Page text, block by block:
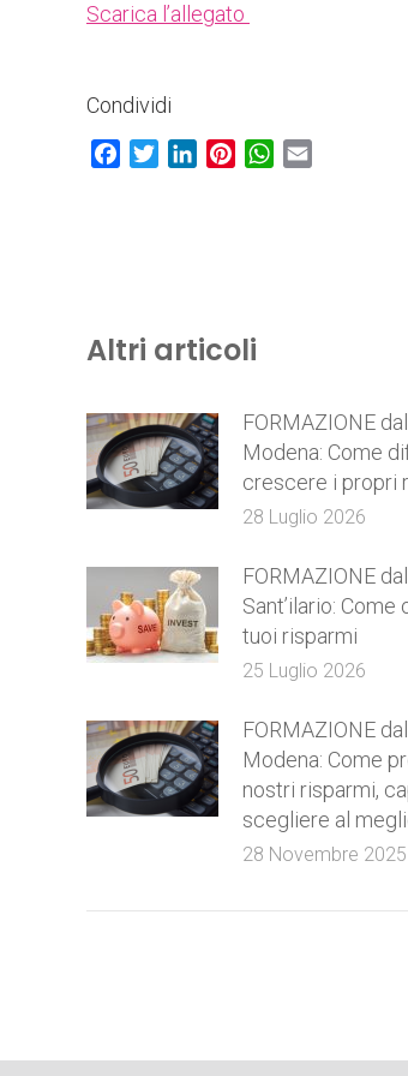
Scarica l’allegato
Condividi
Facebook
TwitterLinkedInPinterestWhatsApp
Altri articoli
FORMAZIONE
Modena: Come
crescere i propri
28 Luglio 2026
FORMAZIONE
Sant’ilario:
tuoi risparmi
25 Luglio 2026
FORMAZIONE
Modena: Come
nostri risparmi,
scegliere al
28 Novembre 2025